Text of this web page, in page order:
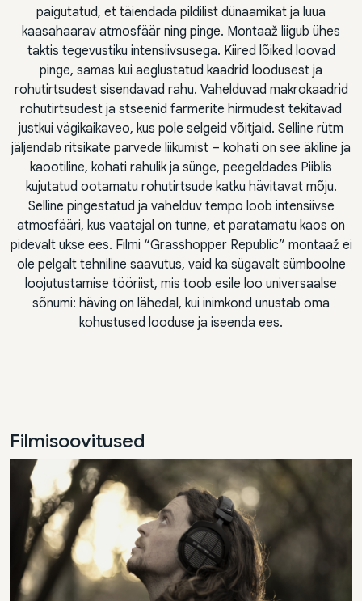
paigutatud, et täiendada pildilist dünaamikat ja luua
kaasahaarav atmosfäär ning pinge. Montaaž liigub ühes
taktis tegevustiku intensiivsusega. Kiired lõiked loovad
pinge, samas kui aeglustatud kaadrid loodusest ja
rohutirtsudest sisendavad rahu. Vahelduvad makrokaadrid
rohutirtsudest ja stseenid farmerite hirmudest tekitavad
justkui vägikaikaveo, kus pole selgeid võitjaid. Selline rütm
jäljendab ritsikate parvede liikumist – kohati on see äkiline ja
kaootiline, kohati rahulik ja sünge, peegeldades Piiblis
kujutatud ootamatu rohutirtsude katku hävitavat mõju.
Selline pingestatud ja vahelduv tempo loob intensiivse
atmosfääri, kus vaatajal on tunne, et paratamatu kaos on
pidevalt ukse ees. Filmi “Grasshopper Republic” montaaž ei
ole pelgalt tehniline saavutus, vaid ka sügavalt sümboolne
loojutustamise tööriist, mis toob esile loo universaalse
sõnumi: häving on lähedal, kui inimkond unustab oma
kohustused looduse ja iseenda ees.
Filmisoovitused